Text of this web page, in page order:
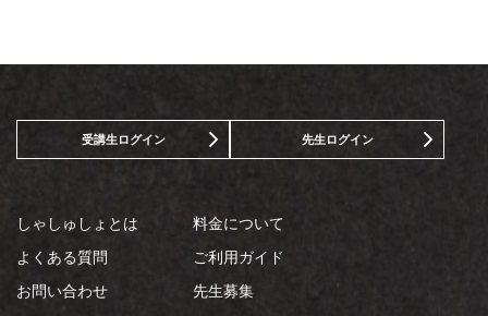
しゃしゅしょとは
料金について
よくある質問
ご利用ガイド
お問い合わせ
先生募集
受講生ログイン 先生ログイン